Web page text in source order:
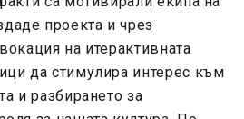
проекта и чрез
на итерактивната
да стимулира интерес към
и разбирането за